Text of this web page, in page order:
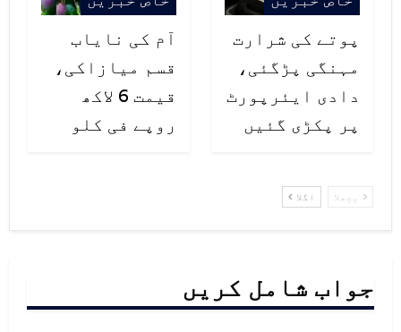
پوتے کی شرارت
مہنگی پڑگئی،
دادی ایئرپورٹ
پر پکڑی گئیں
آم کی نایاب
قسم میازاکی،
قیمت 6 لاکھ
روپے فی کلو
پچھلا اگلا
جواب شامل کریں